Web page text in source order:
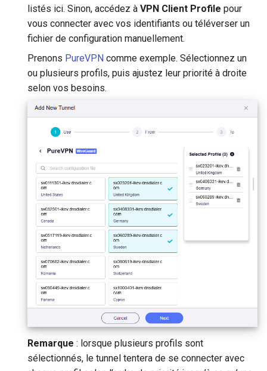
listés ici. Sinon, accédez à VPN Client Profile pour
vous connecter avec vos identifiants ou téléverser un
fichier de configuration manuellement.
Prenons PureVPN comme exemple. Sélectionnez un
ou plusieurs profils, puis ajustez leur priorité à droite
selon vos besoins.
Remarque : lorsque plusieurs profils sont
sélectionnés, le tunnel tentera de se connecter avec